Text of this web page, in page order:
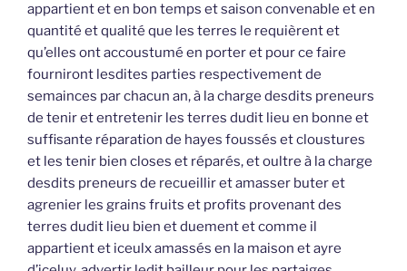
appartient et en bon temps et saison convenable et en
quantité et qualité que les terres le requièrent et
qu’elles ont accoustumé en porter et pour ce faire
fourniront lesdites parties respectivement de
semainces par chacun an, à la charge desdits preneurs
de tenir et entretenir les terres dudit lieu en bonne et
suffisante réparation de hayes foussés et cloustures
et les tenir bien closes et réparés, et oultre à la charge
desdits preneurs de recueillir et amasser buter et
agrenier les grains fruits et profits provenant des
terres dudit lieu bien et duement et comme il
appartient et iceulx amassés en la maison et ayre